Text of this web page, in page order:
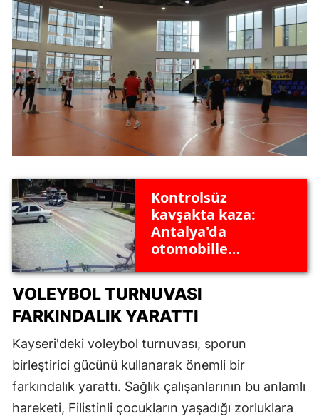
Kontrolsüz
kavşakta kaza:
Antalya'da
otomobille
motosiklet
sürücüsü havada
taklalar attı
VOLEYBOL TURNUVASI
FARKINDALIK YARATTI
Kayseri'deki voleybol turnuvası, sporun
birleştirici gücünü kullanarak önemli bir
farkındalık yarattı. Sağlık çalışanlarının bu anlamlı
hareketi, Filistinli çocukların yaşadığı zorluklara